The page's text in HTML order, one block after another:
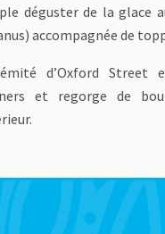
déguster de la glace
accompagnée de
d’Oxford
et regorge de